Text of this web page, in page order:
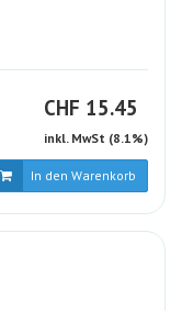
CHF CHF
15.45
inkl. MwSt (8.1%)
In den Warenkorb